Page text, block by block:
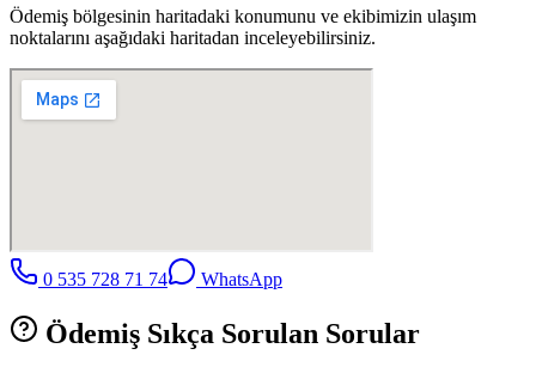
Ödemiş bölgesinin haritadaki konumunu ve ekibimizin ulaşım
noktalarını aşağıdaki haritadan inceleyebilirsiniz.
0 535 728 71 74 WhatsApp
Ödemiş Sıkça Sorulan Sorular